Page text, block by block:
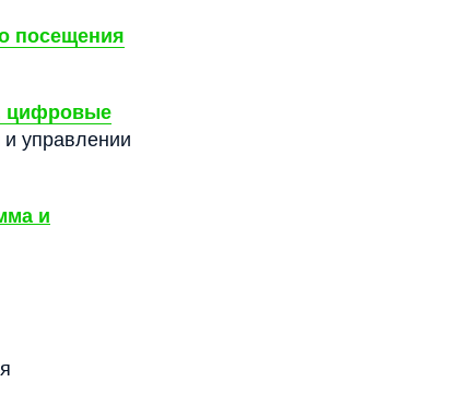
посещения
цифровые
управлении
и